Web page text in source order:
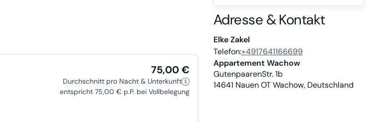
75,00 €
Durchschnitt pro Nacht & Unterkunft
entspricht 75,00 € p.P. bei Vollbelegung
Adresse & Kontakt
Elke Zakel
Telefon:+4917641166699
Appartement Wachow
GutenpaarenStr. 1b
14641 Nauen OT Wachow, Deutschland